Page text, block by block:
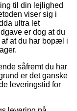
til din lejlighed
viser sig i
ultra let
er dog at du
af at du har bopæl i
såfremt du har
er det ganske
leveringstid for